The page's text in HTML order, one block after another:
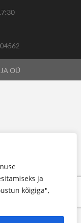
ja
kõigiga",
OÜ